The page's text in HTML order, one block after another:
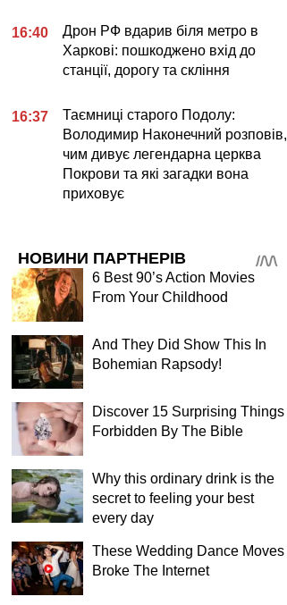
16:40
Дрон РФ вдарив біля метро в
Харкові: пошкоджено вхід до
станції, дорогу та скління
16:37
Таємниці старого Подолу:
Володимир Наконечний розповів,
чим дивує легендарна церква
Покрови та які загадки вона
приховує
НОВИНИ ПАРТНЕРІВ
6 Best 90’s Action Movies
From Your Childhood
And They Did Show This In
Bohemian Rapsody!
Discover 15 Surprising Things
Forbidden By The Bible
Why this ordinary drink is the
secret to feeling your best
every day
These Wedding Dance Moves
Broke The Internet